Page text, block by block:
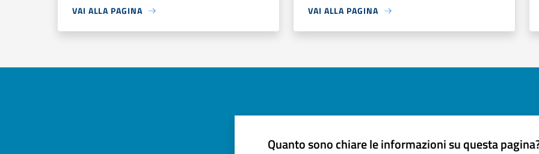
VAI ALLA PAGINA VAI ALLA PAGINA
Quanto sono chiare le informazioni su questa